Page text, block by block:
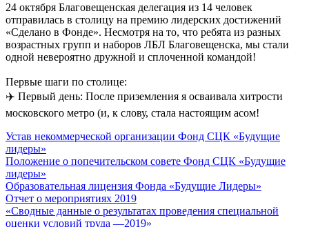
24 октября Благовещенская делегация из 14 человек
отправилась в столицу на премию лидерских достижений
«Сделано в Фонде». Несмотря на то, что ребята из разных
возрастных групп и наборов ЛБЛ Благовещенска, мы стали
одной невероятно дружной и сплоченной командой!
Первые шаги по столице:
✈️ Первый день: После приземления я осваивала хитрости
московского метро (и, к слову, стала настоящим асом!
Устав некоммерческой организации Фонд СЦК «Будущие
лидеры»
Положение о попечительском совете Фонд СЦК «Будущие
лидеры»
Образовательная лицензия Фонда «Будущие Лидеры»
Отчет о мероприятиях 2019
«Cводные данные о результатах проведения специальной
оценки условий труда —2019»